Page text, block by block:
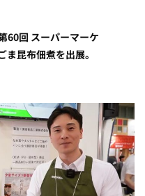
60回 スーパーマーケ
昆布佃煮を出展。